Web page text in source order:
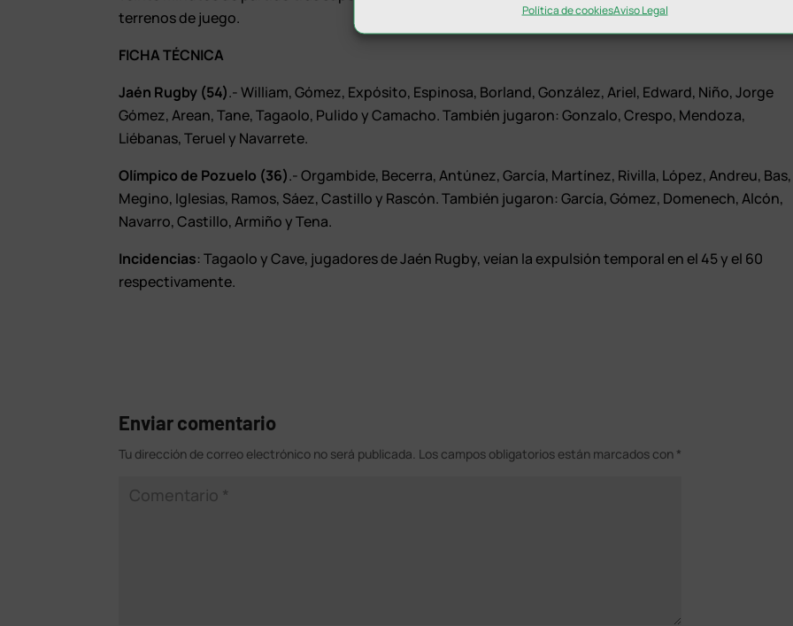
Política de cookiesAviso Legal
terrenos de juego.
FICHA TÉCNICA
Jaén Rugby (54).- William, Gómez, Expósito, Espinosa, Borland, González, Ariel, Edward, Niño, Jorge
Gómez, Arean, Tane, Tagaolo, Pulido y Camacho. También jugaron: Gonzalo, Crespo, Mendoza,
Liébanas, Teruel y Navarrete.
Olímpico de Pozuelo (36).- Orgambide, Becerra, Antúnez, García, Martínez, Rivilla, López, Andreu, Bas,
Megino, Iglesias, Ramos, Sáez, Castillo y Rascón. También jugaron: García, Gómez, Domenech, Alcón,
Navarro, Castillo, Armiño y Tena.
Incidencias: Tagaolo y Cave, jugadores de Jaén Rugby, veían la expulsión temporal en el 45 y el 60
respectivamente.
Enviar comentario
Tu dirección de correo electrónico no será publicada. Los campos obligatorios están marcados con *